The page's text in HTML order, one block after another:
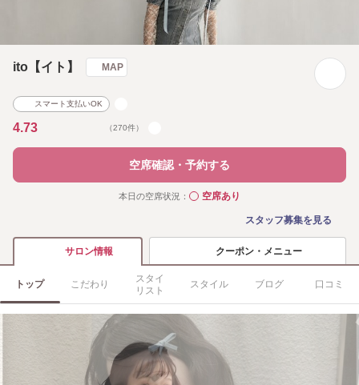
ito【イト】 MAP
スマート支払いOK
4.73 （270件）
空席確認・予約する
本日の空席状況： ◯空席あり
スタッフ募集を見る
サロン情報 クーポン・メニュー
トップ こだわり
スタイ
リスト
スタイル ブログ 口コミ